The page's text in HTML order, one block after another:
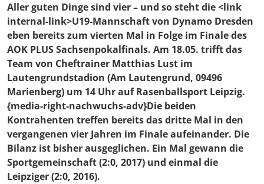
Aller guten Dinge sind vier – und so steht die <link
internal-link>U19-Mannschaft von Dynamo Dresden
eben bereits zum vierten Mal in Folge im Finale des
AOK PLUS Sachsenpokalfinals. Am 18.05. trifft das
Team von Cheftrainer Matthias Lust im
Lautengrundstadion (Am Lautengrund, 09496
Marienberg) um 14 Uhr auf Rasenballsport Leipzig.
{media-right-nachwuchs-adv}Die beiden
Kontrahenten treffen bereits das dritte Mal in den
vergangenen vier Jahren im Finale aufeinander. Die
Bilanz ist bisher ausgeglichen. Ein Mal gewann die
Sportgemeinschaft (2:0, 2017) und einmal die
Leipziger (2:0, 2016).